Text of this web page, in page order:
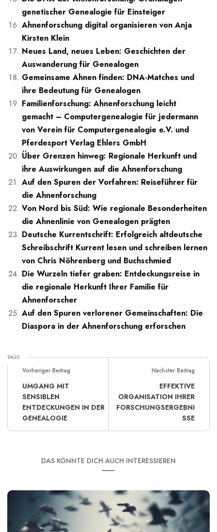
genetischer Genealogie für Einsteiger
Ahnenforschung digital organisieren von Anja
Kirsten Klein
Neues Land, neues Leben: Geschichten der
Auswanderung für Genealogen
Gemeinsame Ahnen finden: DNA-Matches und
ihre Bedeutung für Genealogen
Familienforschung: Ahnenforschung leicht
gemacht – Computergenealogie für jedermann
von Verein für Computergenealogie e.V. und
Pferdesport Verlag Ehlers GmbH
Über Grenzen hinweg: Regionale Herkunft und
ihre Auswirkungen auf die Ahnenforschung
Auf den Spuren der Vorfahren: Reiseführer für
die Ahnenforschung
Von Nord bis Süd: Wie regionale Besonderheiten
die Ahnenlinie von Genealogen prägten
Deutsche Kurrentschrift: Erfolgreich altdeutsche
Schreibschrift Kurrent lesen und schreiben lernen
von Chris Nöhrenberg und Buchschmied
Die Wurzeln tiefer graben: Entdeckungsreise in
die regionale Herkunft Ihrer Familie für
Ahnenforscher
Auf den Spuren verlorener Gemeinschaften: Die
Diaspora in der Ahnenforschung erforschen
TAGS:
Vorheriger Beitrag
UMGANG MIT
SENSIBLEN
ENTDECKUNGEN IN DER
GENEALOGIE
Nächster Beitrag
EFFEKTIVE
ORGANISATION IHRER
FORSCHUNGSERGEBNI
SSE
DAS KÖNNTE DICH AUCH INTERESSIEREN